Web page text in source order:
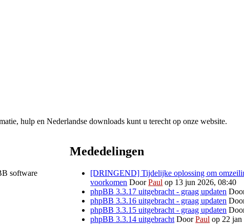
hulp en Nederlandse downloads kunt u terecht op onze website.
software
Mededelingen
[DRINGEND] Tijdelijke oplossing om
voorkomen DoorPaul op 13 jun 2026, 08:40
phpBB 3.3.17 uitgebracht - graag updaten
phpBB 3.3.16 uitgebracht - graag updaten
phpBB 3.3.15 uitgebracht - graag updaten
phpBB 3.3.14 uitgebracht DoorPaul op 22 jan